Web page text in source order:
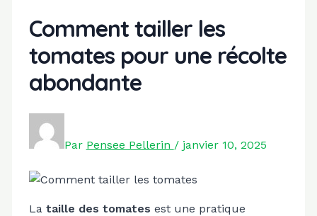
Comment tailler les
tomates pour une récolte
abondante
Par Pensee Pellerin / janvier 10, 2025
La taille des tomates est une pratique